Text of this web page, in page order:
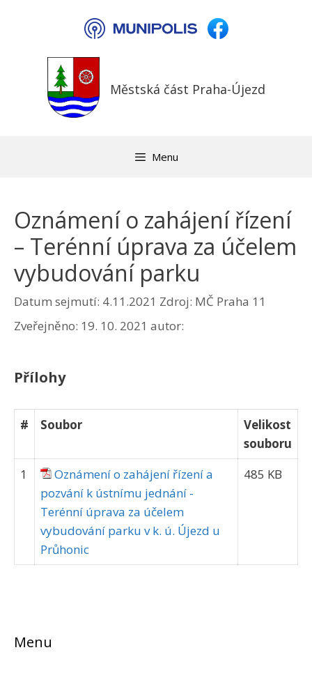
Městská část Praha-Újezd
Menu
Oznámení o zahájení řízení
– Terénní úprava za účelem
vybudování parku
Datum sejmutí: 4.11.2021 Zdroj: MČ Praha 11
Zveřejněno: 19. 10. 2021 autor:
Přílohy
# Soubor
Velikost
souboru
1
Oznámení o zahájení řízení a
pozvání k ústnímu jednání -
Terénní úprava za účelem
vybudování parku v k. ú. Újezd u
Průhonic
485 KB
Menu